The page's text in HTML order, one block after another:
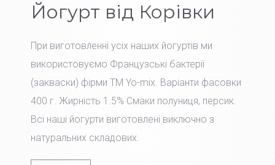
Йогурт від Корівки
При виготовленні усіх наших йогуртів ми
використовуємо Французські бактерії
(закваски) фірми TM Yo-mix. Варіанти фасовки
400 г. Жирність 1.5% Смаки полуниця, персик.
Всі наші йогурти виготовлені виключно з
натуральних складових.